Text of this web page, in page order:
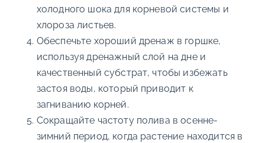
холодного шока для корневой системы и
хлороза листьев.
Обеспечьте хороший дренаж в горшке,
используя дренажный слой на дне и
качественный субстрат, чтобы избежать
застоя воды, который приводит к
загниванию корней.
Сокращайте частоту полива в осенне-
зимний период, когда растение находится в